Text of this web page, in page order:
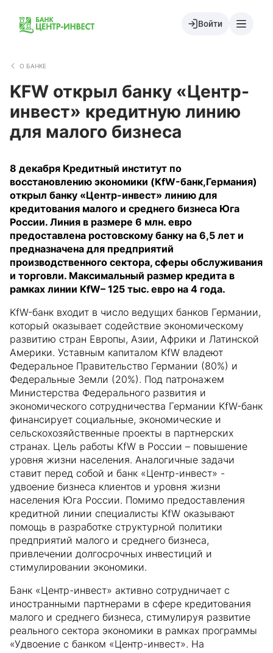
Войти
О БАНКЕ
KFW открыл банку «Центр-
инвест» кредитную линию
для малого бизнеса
8 декабря Кредитный институт по
восстановлению экономики (KfW-банк,Германия)
открыл банку «Центр-инвест» линию для
кредитования малого и среднего бизнеса Юга
России. Линия в размере 6 млн. евро
предоставлена ростовскому банку на 6,5 лет и
предназначена для предприятий
производственного сектора, сферы обслуживания
и торговли. Максимальный размер кредита в
рамках линии KfW– 125 тыс. евро на 4 года.
KfW-банк входит в число ведущих банков Германии,
который оказывает содействие экономическому
развитию стран Европы, Азии, Африки и Латинской
Америки. Уставным капиталом KfW владеют
Федеральное Правительство Германии (80%) и
Федеральные Земли (20%). Под патронажем
Министерства Федерального развития и
экономического сотрудничества Германии KfW-банк
финансирует социальные, экономические и
сельскохозяйственные проекты в партнерских
странах. Цель работы KfW в России – повышение
уровня жизни населения. Аналогичные задачи
ставит перед собой и банк «Центр-инвест» -
удвоение бизнеса клиентов и уровня жизни
населения Юга России. Помимо предоставления
кредитной линии специалисты KfW оказывают
помощь в разработке структурной политики
предприятий малого и среднего бизнеса,
привлечении долгосрочных инвестиций и
стимулировании экономики.
Банк «Центр-инвест» активно сотрудничает с
иностранными партнерами в сфере кредитования
малого и среднего бизнеса, стимулируя развитие
реального сектора экономики в рамках программы
«Удвоение с банком «Центр-инвест». На